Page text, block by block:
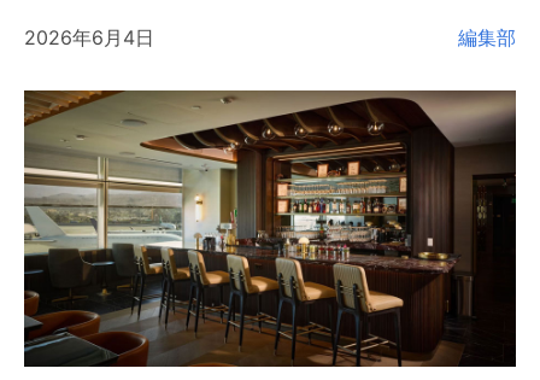
2026年6月4日 編集部